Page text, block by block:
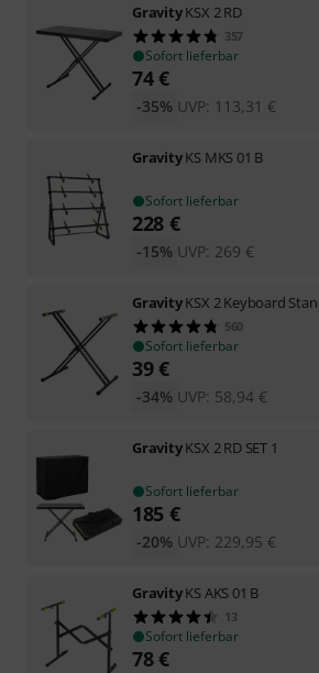
GravityKSX 2 RD
357
Sofort lieferbar
74€
UVP: 113,31 €
-35%
GravityKS MKS 01 B
Sofort lieferbar
228 €
UVP: 269 €
-15%
GravityKSX 2 Keyboard
560
Sofort lieferbar
39€
UVP: 58,94 €
-34%
GravityKSX 2 RD SET 1
Sofort lieferbar
185 €
UVP: 229,95 €
-20%
GravityKS AKS 01 B
13
Sofort lieferbar
78€